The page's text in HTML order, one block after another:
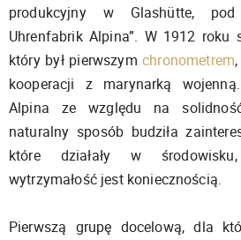
produkcyjny w Glashütte, pod
Uhrenfabrik Alpina”. W 1912 roku
który był pierwszymchronometrem
kooperacji z marynarką
Alpina ze względu na
naturalny sposób budziła
które działały w
wytrzymałość jest koniecznością.
Pierwszą grupę docelową, dla